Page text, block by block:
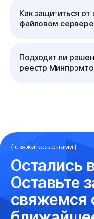
Как защититься
файловом
Подходит ли
реестр